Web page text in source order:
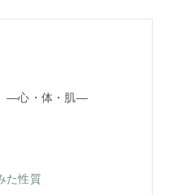
心・体・肌―
た性質